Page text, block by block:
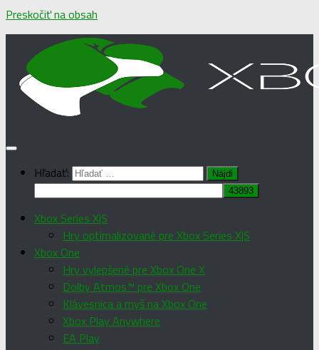
Preskočiť na obsah
Hľadať:
Xbox Series X|S
Hry optimalizované pre Xbox Series X|S
Xbox One
Hry vylepšené pre Xbox One X
Dolby Atmos™ pre Xbox One
Klávesnica a myš na Xbox One
Xbox Play Anywhere
EA Play